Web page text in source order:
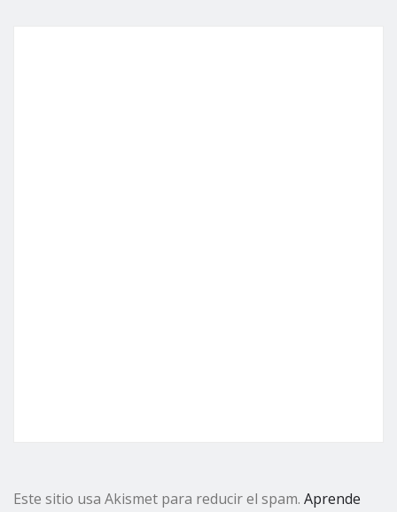
Este sitio usa Akismet para reducir el spam. Aprende